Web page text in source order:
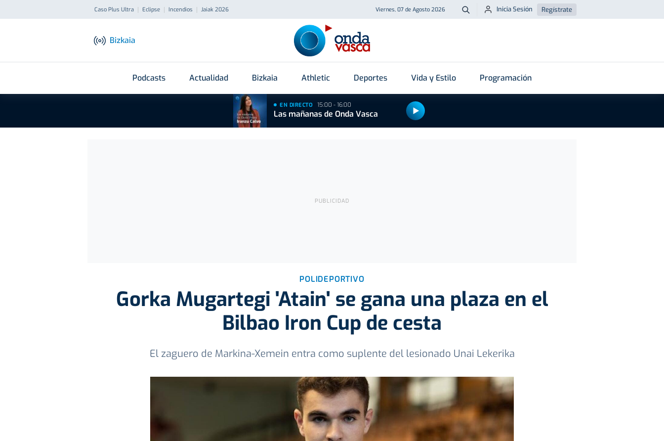
Caso Plus Ultra Eclipse Incendios Jaiak 2026 Viernes, 07 de Agosto 2026 Buscar
Inicia Sesión Regístrate
Bizkaia
Podcasts Actualidad Bizkaia Athletic Deportes Vida y Estilo Programación
EN DIRECTO 15:00 - 16:00
Las mañanas de Onda Vasca
POLIDEPORTIVO
Gorka Mugartegi 'Atain' se gana una plaza en el
Bilbao Iron Cup de cesta
El zaguero de Markina-Xemein entra como suplente del lesionado Unai Lekerika